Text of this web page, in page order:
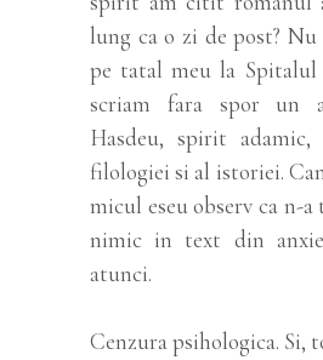
lung ca o zi de post? Nu
pe tatal meu la Spitalul
scriam fara spor un
Hasdeu, spirit
filologiei si al istoriei.
micul eseu observ ca n-
nimic in text din
atunci.
Cenzura psihologica. Si,